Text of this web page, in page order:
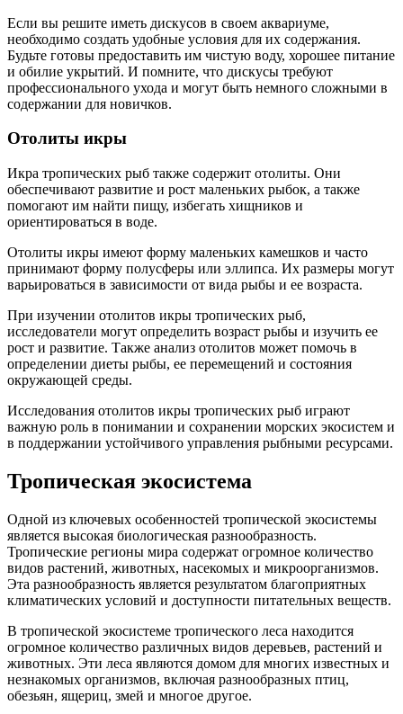
Если вы решите иметь дискусов в своем аквариуме,
необходимо создать удобные условия для их содержания.
Будьте готовы предоставить им чистую воду, хорошее питание
и обилие укрытий. И помните, что дискусы требуют
профессионального ухода и могут быть немного сложными в
содержании для новичков.
Отолиты икры
Икра тропических рыб также содержит отолиты. Они
обеспечивают развитие и рост маленьких рыбок, а также
помогают им найти пищу, избегать хищников и
ориентироваться в воде.
Отолиты икры имеют форму маленьких камешков и часто
принимают форму полусферы или эллипса. Их размеры могут
варьироваться в зависимости от вида рыбы и ее возраста.
При изучении отолитов икры тропических рыб,
исследователи могут определить возраст рыбы и изучить ее
рост и развитие. Также анализ отолитов может помочь в
определении диеты рыбы, ее перемещений и состояния
окружающей среды.
Исследования отолитов икры тропических рыб играют
важную роль в понимании и сохранении морских экосистем и
в поддержании устойчивого управления рыбными ресурсами.
Тропическая экосистема
Одной из ключевых особенностей тропической экосистемы
является высокая биологическая разнообразность.
Тропические регионы мира содержат огромное количество
видов растений, животных, насекомых и микроорганизмов.
Эта разнообразность является результатом благоприятных
климатических условий и доступности питательных веществ.
В тропической экосистеме тропического леса находится
огромное количество различных видов деревьев, растений и
животных. Эти леса являются домом для многих известных и
незнакомых организмов, включая разнообразных птиц,
обезьян, ящериц, змей и многое другое.